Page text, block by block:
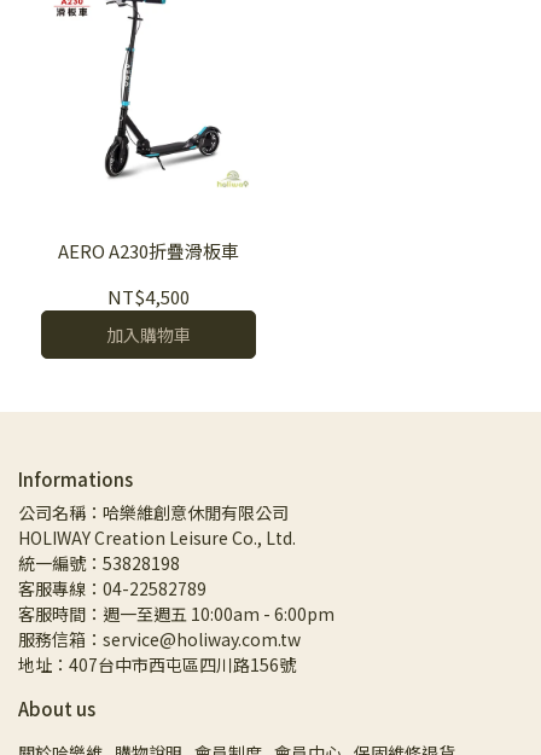
AERO A230折疊滑板車
NT$4,500
加入購物車
Informations
公司名稱：哈樂維創意休閒有限公司
HOLIWAY Creation Leisure Co., Ltd.
統一編號：53828198
客服專線：04-22582789
客服時間：週一至週五 10:00am - 6:00pm
服務信箱：service@holiway.com.tw
地址：407台中市西屯區四川路156號
About us